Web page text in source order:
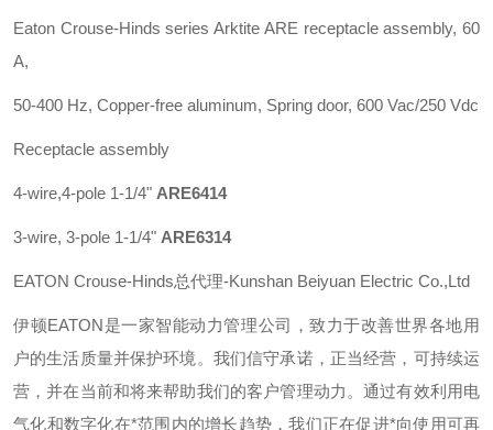
Eaton Crouse-Hinds series Arktite ARE receptacle assembly, 60
A,
50-400 Hz, Copper-free aluminum, Spring door, 600 Vac/250 Vdc
Receptacle assembly
4-wire,4-pole 1-1/4" ARE6414
3-wire, 3-pole 1-1/4" ARE6314
EATON Crouse-Hinds总代理-Kunshan Beiyuan Electric Co.,Ltd
伊顿EATON是一家智能动力管理公司，致力于改善世界各地用
户的生活质量并保护环境。我们信守承诺，正当经营，可持续运
营，并在当前和将来帮助我们的客户管理动力。通过有效利用电
气化和数字化在*范围内的增长趋势，我们正在促进*向使用可再